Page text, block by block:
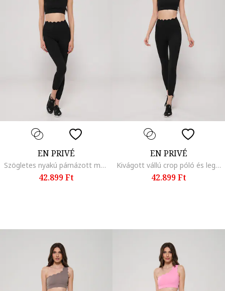
EN PRIVÉ
Szögletes nyakú párnázott melltartó és leggings szett, Fekete
42.899 Ft
EN PRIVÉ
Kivágott vállú crop póló és leggings szett, Fekete
42.899 Ft